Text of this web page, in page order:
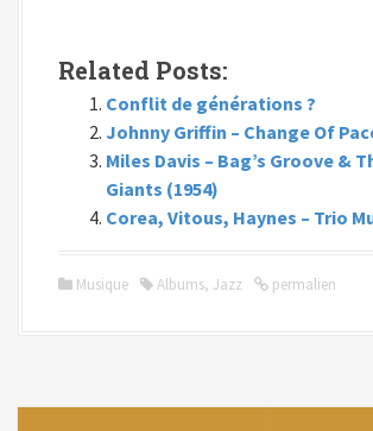
Related Posts:
Conflit de générations ?
Johnny Griffin – Change Of
Miles Davis – Bag’s Groove &
Giants (1954)
Corea, Vitous, Haynes – Trio
Musique Albums, Jazz permalien